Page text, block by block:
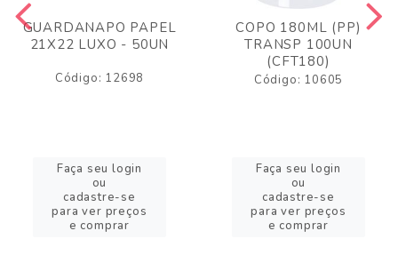
GUARDANAPO PAPEL
21X22 LUXO - 50UN
Código: 12698
Faça seu login
ou
cadastre-se
para ver preços
e comprar
COPO 180ML (PP)
TRANSP 100UN
(CFT180)
Código: 10605
Faça seu login
ou
cadastre-se
para ver preços
e comprar